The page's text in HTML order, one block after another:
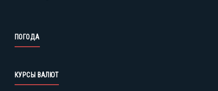
ПОГОДА
КУРСЫ ВАЛЮТ